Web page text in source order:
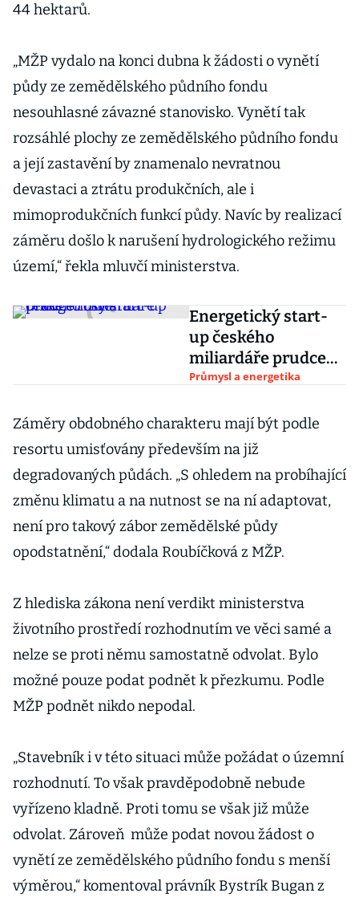
44 hektarů.
„MŽP vydalo na konci dubna k žádosti o vynětí
půdy ze zemědělského půdního fondu
nesouhlasné závazné stanovisko. Vynětí tak
rozsáhlé plochy ze zemědělského půdního fondu
a její zastavění by znamenalo nevratnou
devastaci a ztrátu produkčních, ale i
mimoprodukčních funkcí půdy. Navíc by realizací
záměru došlo k narušení hydrologického režimu
území,“ řekla mluvčí ministerstva.
Energetický start-
up českého
miliardáře prudce
roste
Průmysl a energetika
Záměry obdobného charakteru mají být podle
resortu umisťovány především na již
degradovaných půdách. „S ohledem na probíhající
změnu klimatu a na nutnost se na ní adaptovat,
není pro takový zábor zemědělské půdy
opodstatnění,“ dodala Roubíčková z MŽP.
Z hlediska zákona není verdikt ministerstva
životního prostředí rozhodnutím ve věci samé a
nelze se proti němu samostatně odvolat. Bylo
možné pouze podat podnět k přezkumu. Podle
MŽP podnět nikdo nepodal.
„Stavebník i v této situaci může požádat o územní
rozhodnutí. To však pravděpodobně nebude
vyřízeno kladně. Proti tomu se však již může
odvolat. Zároveň může podat novou žádost o
vynětí ze zemědělského půdního fondu s menší
výměrou,“ komentoval právník Bystrík Bugan z